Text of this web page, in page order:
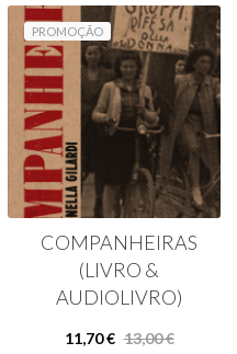
PROMOÇÃO
COMPANHEIRAS
(LIVRO &
AUDIOLIVRO)
11,70 € 13,00 €